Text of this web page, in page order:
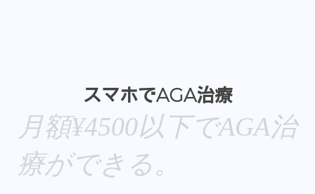
スマホでAGA治療
月額¥4500以下でAGA治
療ができる。